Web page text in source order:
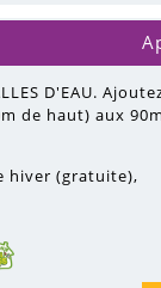
D'EAU.
de haut) aux
hiver (gratuite)